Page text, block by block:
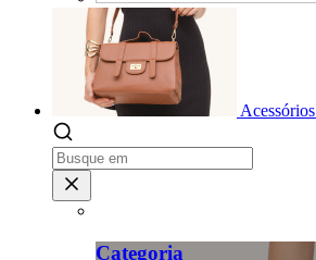
Acessórios
Categoria